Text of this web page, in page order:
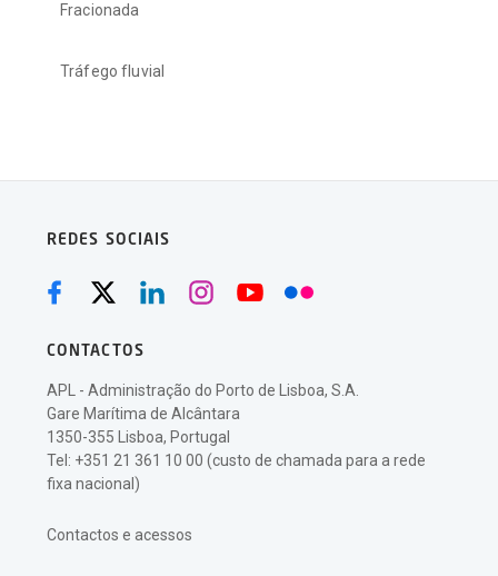
Fracionada
Tráfego fluvial
REDES SOCIAIS
CONTACTOS
APL - Administração do Porto de Lisboa, S.A.
Gare Marítima de Alcântara
1350-355 Lisboa, Portugal
Tel: +351 21 361 10 00 (custo de chamada para a rede
fixa nacional)
Contactos e acessos